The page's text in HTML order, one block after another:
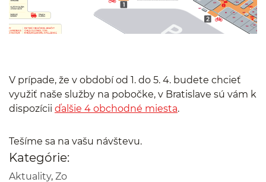
V prípade, že v období od 1. do 5. 4. budete chcieť
využiť naše služby na pobočke, v Bratislave sú vám k
dispozícii ďalšie 4 obchodné miesta.
Tešíme sa na vašu návštevu.
Kategórie:
Aktuality, Zo